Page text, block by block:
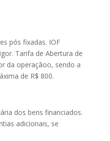
pós fixadas. IOF
Tarifa de Abertura de
da operaçãoo, sendo a
de R$ 800.
dos bens financiados.
adicionais, se